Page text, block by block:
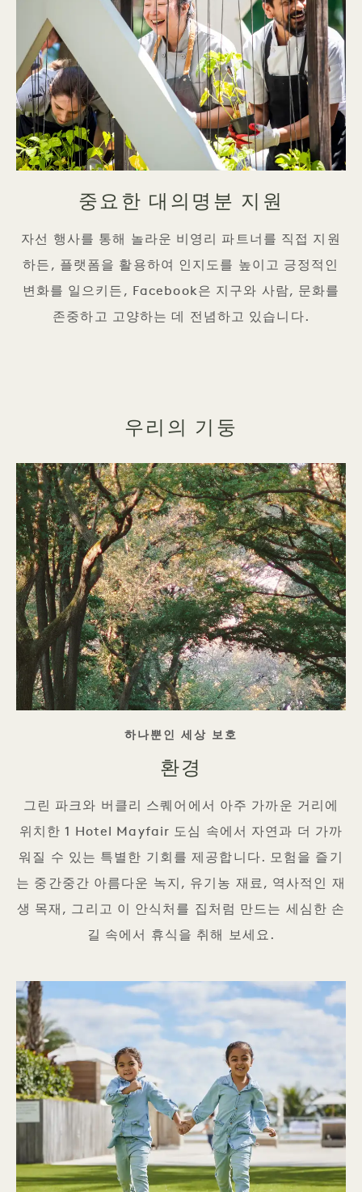
중요한 대의명분 지원
자선 행사를 통해 놀라운 비영리 파트너를 직접 지원
하든, 플랫폼을 활용하여 인지도를 높이고 긍정적인
변화를 일으키든, Facebook은 지구와 사람, 문화를
존중하고 고양하는 데 전념하고 있습니다.
우리의 기둥
태그 라인
하나뿐인 세상 보호
환경
그린 파크와 버클리 스퀘어에서 아주 가까운 거리에
위치한 1 Hotel Mayfair 도심 속에서 자연과 더 가까
워질 수 있는 특별한 기회를 제공합니다. 모험을 즐기
는 중간중간 아름다운 녹지, 유기농 재료, 역사적인 재
생 목재, 그리고 이 안식처를 집처럼 만드는 세심한 손
길 속에서 휴식을 취해 보세요.